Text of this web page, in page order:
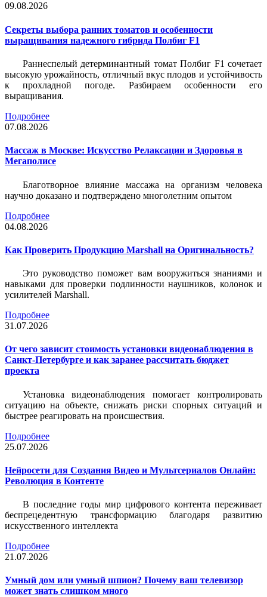
09.08.2026
Секреты выбора ранних томатов и особенности
выращивания надежного гибрида Полбиг F1
Раннеспелый детерминантный томат Полбиг F1 сочетает
высокую урожайность, отличный вкус плодов и устойчивость
к прохладной погоде. Разбираем особенности его
выращивания.
Подробнее
07.08.2026
Массаж в Москве: Искусство Релаксации и Здоровья в
Мегаполисе
Благотворное влияние массажа на организм человека
научно доказано и подтверждено многолетним опытом
Подробнее
04.08.2026
Как Проверить Продукцию Marshall на Оригинальность?
Это руководство поможет вам вооружиться знаниями и
навыками для проверки подлинности наушников, колонок и
усилителей Marshall.
Подробнее
31.07.2026
От чего зависит стоимость установки видеонаблюдения в
Санкт-Петербурге и как заранее рассчитать бюджет
проекта
Установка видеонаблюдения помогает контролировать
ситуацию на объекте, снижать риски спорных ситуаций и
быстрее реагировать на происшествия.
Подробнее
25.07.2026
Нейросети для Создания Видео и Мультсериалов Онлайн:
Революция в Контенте
В последние годы мир цифрового контента переживает
беспрецедентную трансформацию благодаря развитию
искусственного интеллекта
Подробнее
21.07.2026
Умный дом или умный шпион? Почему ваш телевизор
может знать слишком много